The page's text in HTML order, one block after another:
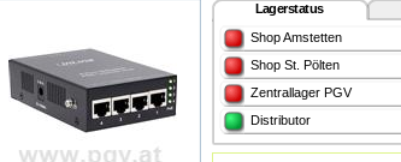
Lagerstatus
Shop Amstetten
Shop St. Pölten
Zentrallager PGV
Distributor